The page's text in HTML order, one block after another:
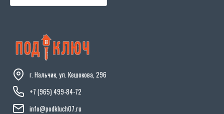
г. Нальчик, ул. Кешокова, 296
+7 (965) 499-84-72
info@podkluch07.ru